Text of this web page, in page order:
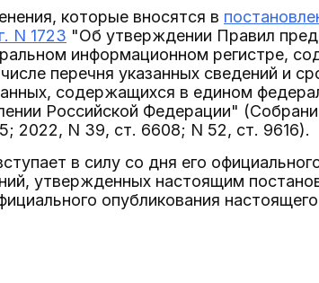
которые вносятся в
N 1723 "Об утверждении Правил
информационном регистре,
перечня указанных сведений и
содержащихся в едином
Российской Федерации"
2022, N 39, ст. 6608; N 52, ст. 9616).
в силу со дня его
утвержденных настоящим
опубликования